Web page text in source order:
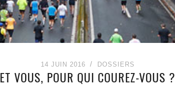
14 JUIN 2016 DOSSIERS
ET VOUS, POUR QUI COUREZ-VOUS ?